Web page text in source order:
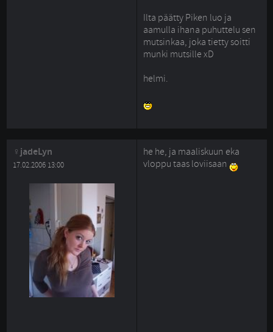
Ilta päätty Piken luo ja
aamulla ihana puhuttelu sen
mutsinkaa, joka tietty soitti
munki mutsille xD
helmi.
jadeLyn
17.02.2006 13:00
he he, ja maaliskuun eka
vloppu taas loviisaan